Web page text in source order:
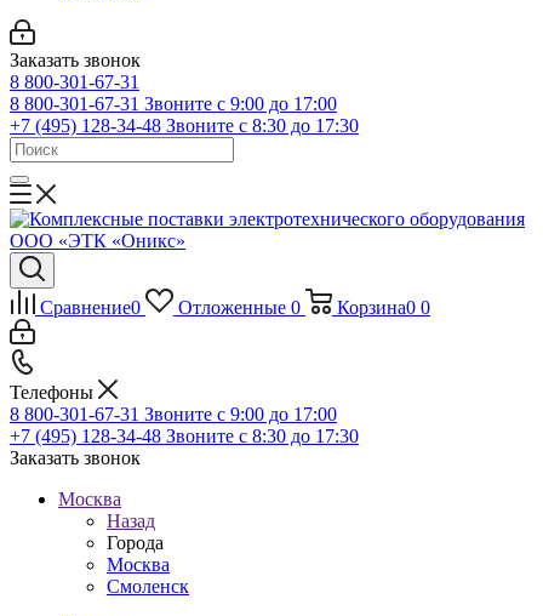
Заказать звонок
8 800-301-67-31
8 800-301-67-31 Звоните с 9:00 до 17:00
+7 (495) 128-34-48 Звоните с 8:30 до 17:30
Сравнение0 Отложенные 0 Корзина0 0
Телефоны
8 800-301-67-31 Звоните с 9:00 до 17:00
+7 (495) 128-34-48 Звоните с 8:30 до 17:30
Заказать звонок
Москва
Назад
Города
Москва
Смоленск